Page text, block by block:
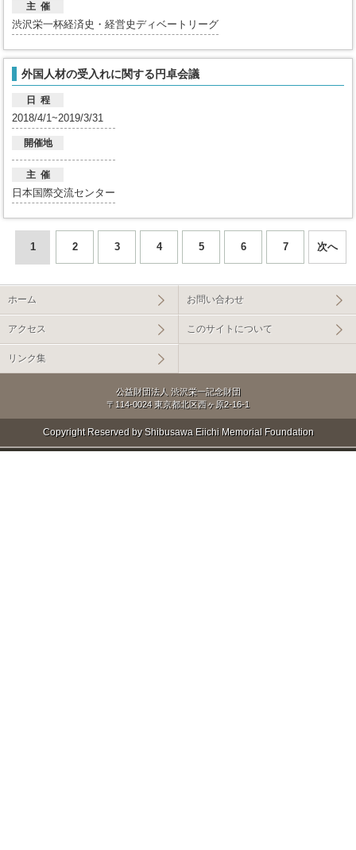
主 催
渋沢栄一杯経済史・経営史ディベートリーグ
外国人材の受入れに関する円卓会議
日 程
2018/4/1~2019/3/31
開催地
主 催
日本国際交流センター
1 2 3 4 5 6 7 次へ
ホーム お問い合わせ
アクセス このサイトについて
リンク集
公益財団法人 渋沢栄一記念財団
〒114-0024 東京都北区西ヶ原2-16-1
Copyright Reserved by Shibusawa Eiichi Memorial Foundation